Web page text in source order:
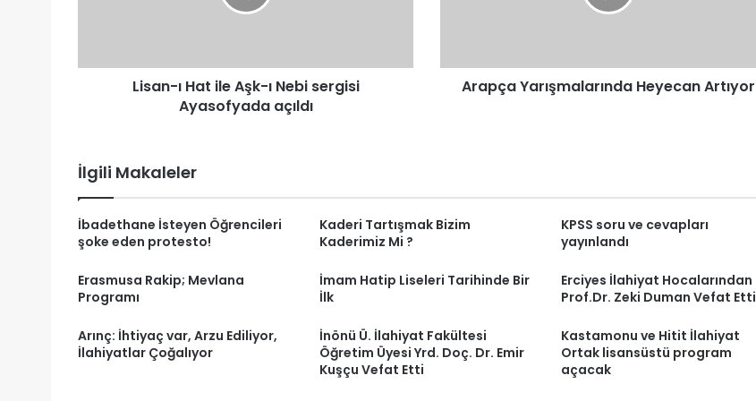
Ayasofyada
Lisan-ı Hat ile Aşk-ı Nebi sergisi
Ayasofyada açıldı
Arapça Yarışmalarında Heyecan Artıyor
İlgili Makaleler
İbadethane İsteyen Öğrencileri
şoke eden protesto!
Kaderi Tartışmak Bizim
Kaderimiz Mi ?
KPSS soru ve cevapları
yayınlandı
Erasmusa Rakip; Mevlana
Programı
İmam Hatip Liseleri Tarihinde Bir
İlk
Erciyes İlahiyat Hocalarından
Prof.Dr. Zeki Duman Vefat Etti
Arınç: İhtiyaç var, Arzu Ediliyor,
İlahiyatlar Çoğalıyor
İnönü Ü. İlahiyat Fakültesi
Öğretim Üyesi Yrd. Doç. Dr. Emir
Kuşçu Vefat Etti
Kastamonu ve Hitit İlahiyat
Ortak lisansüstü program
açacak